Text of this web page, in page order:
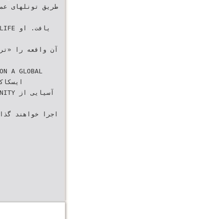
‫طریق تونلهای